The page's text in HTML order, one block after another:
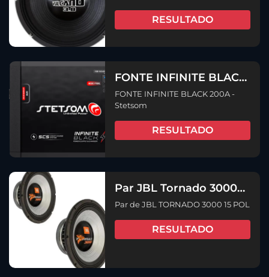
RESULTADO
FONTE INFINITE BLACK
200A – Stetsom
FONTE INFINITE BLACK 200A -
Stetsom
RESULTADO
Par JBL Tornado 3000
15 Pol 1500 RMS cada
Par de JBL TORNADO 3000 15 POL
RESULTADO